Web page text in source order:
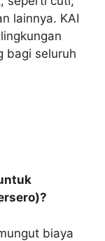
lainnya. KAI
bagi seluruh
biaya